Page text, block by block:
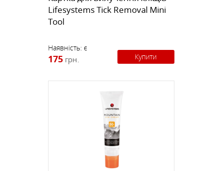
Lifesystems Tick Removal Mini
Tool
Наявність: є
175 грн. Купити